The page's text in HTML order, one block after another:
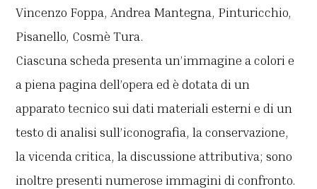
Vincenzo Foppa, Andrea Mantegna, Pinturicchio,
Pisanello, Cosmè Tura.
Ciascuna scheda presenta un’immagine a colori e
a piena pagina dell’opera ed è dotata di un
apparato tecnico sui dati materiali esterni e di un
testo di analisi sull’iconografia, la conservazione,
la vicenda critica, la discussione attributiva; sono
inoltre presenti numerose immagini di confronto.